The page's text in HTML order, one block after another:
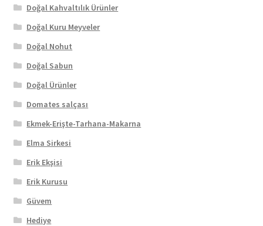
Doğal Kahvaltılık Ürünler
Doğal Kuru Meyveler
Doğal Nohut
Doğal Sabun
Doğal Ürünler
Domates salçası
Ekmek-Erişte-Tarhana-Makarna
Elma Sirkesi
Erik Ekşisi
Erik Kurusu
Güvem
Hediye